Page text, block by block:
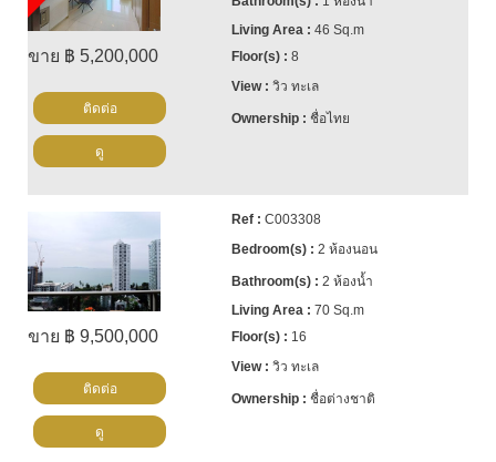
ขาย ฿ 5,200,000
46 Sq.m
8
วิว ทะเล
ชื่อไทย
ติดต่อ
ดู
ขาย ฿ 9,500,000
C003308
2 ห้องนอน
2 ห้องน้ำ
70 Sq.m
16
วิว ทะเล
ชื่อต่างชาติ
ติดต่อ
ดู